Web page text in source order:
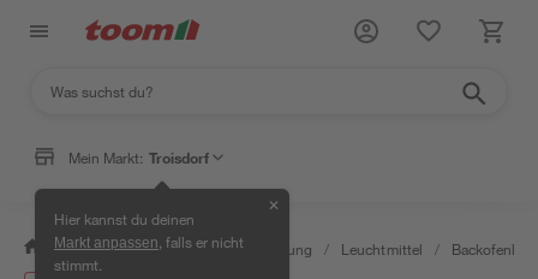
Mein Markt: Troisdorf
Hier kannst du deinen
Markt anpassen , falls er nicht
stimmt.
✕
/ Wohnen & Haushalt / Beleuchtung / Leuchtmittel /